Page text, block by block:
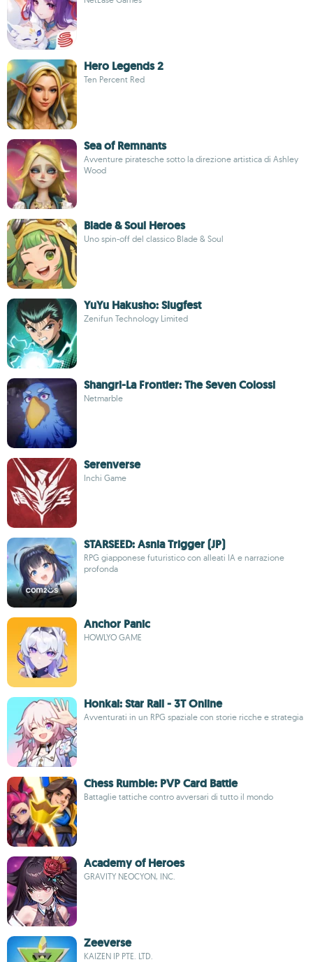
Hero Legends 2
Ten Percent Red
Sea of Remnants
Avventure piratesche sotto la direzione artistica di Ashley
Wood
Blade & Soul Heroes
Uno spin-off del classico Blade & Soul
YuYu Hakusho: Slugfest
Zenifun Technology Limited
Shangri-La Frontier: The Seven Colossi
Netmarble
Serenverse
Inchi Game
STARSEED: Asnia Trigger (JP)
RPG giapponese futuristico con alleati IA e narrazione
profonda
Anchor Panic
HOWLYO GAME
Honkai: Star Rail - 3T Online
Avventurati in un RPG spaziale con storie ricche e strategia
Chess Rumble: PVP Card Battle
Battaglie tattiche contro avversari di tutto il mondo
Academy of Heroes
GRAVITY NEOCYON, INC.
Zeeverse
KAIZEN IP PTE. LTD.